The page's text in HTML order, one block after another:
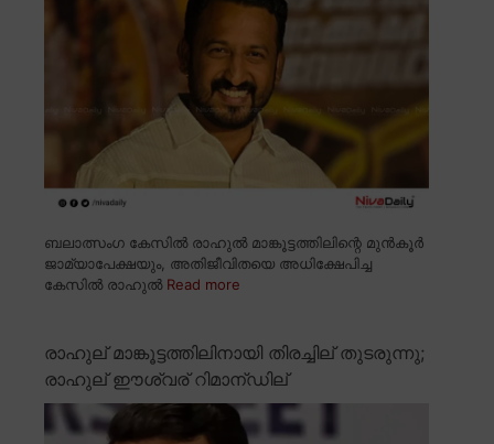
ബലാത്സംഗ കേസിൽ രാഹുൽ മാങ്കൂട്ടത്തിലിന്റെ മുൻകൂർ
ജാമ്യാപേക്ഷയും, അതിജീവിതയെ അധിക്ഷേപിച്ച
കേസിൽ രാഹുൽ Read more
രാഹുല് മാങ്കൂട്ടത്തിലിനായി തിരച്ചില് തുടരുന്നു;
രാഹുല് ഈശ്വര് റിമാന്ഡില്